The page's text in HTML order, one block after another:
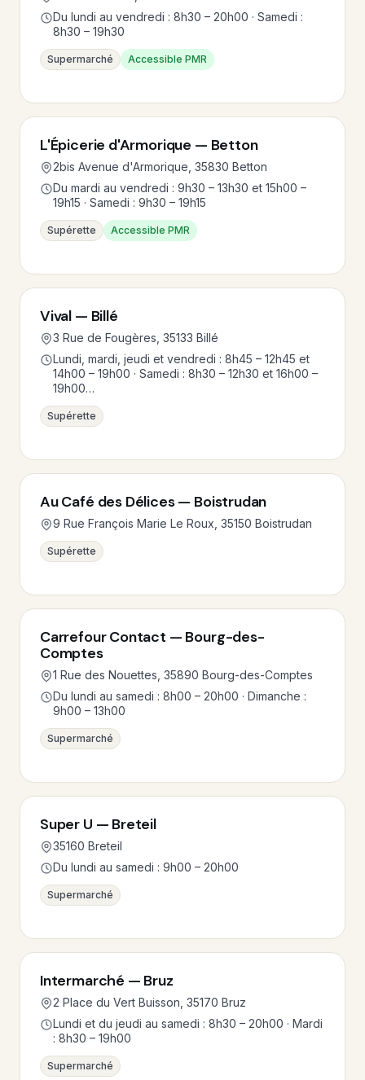
Du lundi au vendredi : 8h30 – 20h00 · Samedi :
8h30 – 19h30
Supermarché Accessible PMR
L'Épicerie d'Armorique — Betton
2bis Avenue d'Armorique, 35830 Betton
Du mardi au vendredi : 9h30 – 13h30 et 15h00 –
19h15 · Samedi : 9h30 – 19h15
Supérette Accessible PMR
Vival — Billé
3 Rue de Fougères, 35133 Billé
Lundi, mardi, jeudi et vendredi : 8h45 – 12h45 et
14h00 – 19h00 · Samedi : 8h30 – 12h30 et 16h00 –
19h00…
Supérette
Au Café des Délices — Boistrudan
9 Rue François Marie Le Roux, 35150 Boistrudan
Supérette
Carrefour Contact — Bourg-des-
Comptes
1 Rue des Nouettes, 35890 Bourg-des-Comptes
Du lundi au samedi : 8h00 – 20h00 · Dimanche :
9h00 – 13h00
Supermarché
Super U — Breteil
35160 Breteil
Du lundi au samedi : 9h00 – 20h00
Supermarché
Intermarché — Bruz
2 Place du Vert Buisson, 35170 Bruz
Lundi et du jeudi au samedi : 8h30 – 20h00 · Mardi
: 8h30 – 19h00
Supermarché